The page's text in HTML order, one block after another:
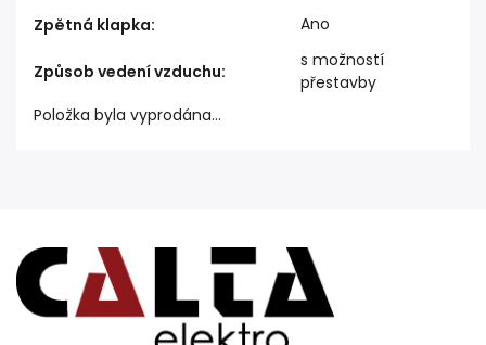
Zpětná klapka: Ano
Způsob vedení vzduchu:
s možností
přestavby
Položka byla vyprodána…